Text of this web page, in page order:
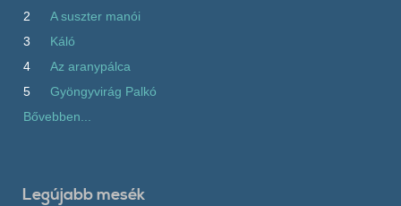
2
A suszter manói
3
Káló
4
Az aranypálca
5
Gyöngyvirág Palkó
Bővebben...
Legújabb mesék